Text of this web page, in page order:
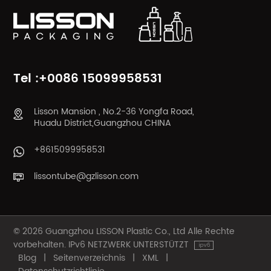
Tel :+0086 15099958531
Lisson Mansion , No.2-36 Yongfa Road,
Huadu District,Guangzhou CHINA
+8615099958531
lissontube@gzlisson.com
© 2026 Guangzhou LISSON Plastic Co., Ltd Alle Rechte
vorbehalten. IPv6 NETZWERK UNTERSTÜTZT
Blog | Seitenverzeichnis | XML |